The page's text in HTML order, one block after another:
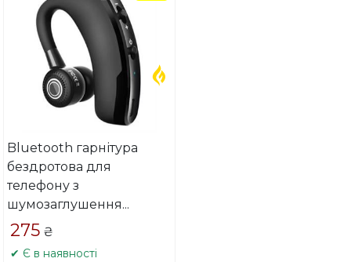
Bluetooth гарнітура
бездротова для
телефону з
шумозаглушення...
275 ₴
✔ Є в наявності